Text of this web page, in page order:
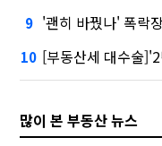
9 '괜히 바꿨나' 폭락장
10 [부동산세 대수술
많이 본 부동산 뉴스